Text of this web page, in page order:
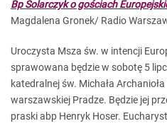
Bp Solarczyk o gościach
Magdalena Gronek/ Radio
Uroczysta Msza św. w intencji
sprawowana będzie w sobotę 5
katedralnej św. Michała
warszawskiej Pradze. Będzie jej
praski abp Henryk Hoser.